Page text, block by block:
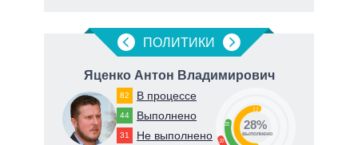
ПОЛИТИКИ
Яценко Антон Владимирович
82 В процессе
44 Выполнено
31 Не выполнено 20
28
52
28%
выполнено